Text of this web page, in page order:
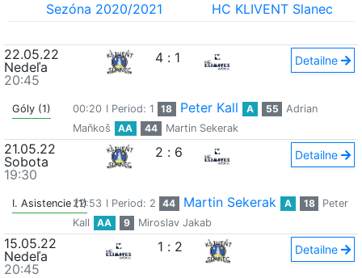
Sezóna 2020/2021
HC KLIVENT Slanec
22.05.22
Nedeľa
20:45
4 : 1 Detailne
Góly (1) 00:20 I Period: 1 18 Peter Kall A 55
Adrian
Maňkoš
AA 44 Martin Sekerak
21.05.22
Sobota
19:30
2 : 6 Detailne
I. Asistencie (1)22:53 I Period: 2 44 Martin Sekerak A 18
Peter
Kall
AA 9 Miroslav Jakab
15.05.22
Nedeľa
20:45
1 : 2 Detailne